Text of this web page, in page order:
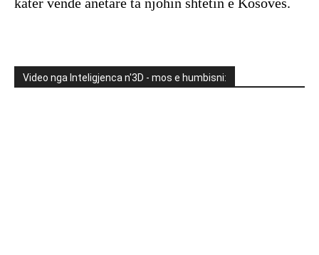
Video nga Inteligjenca n'3D - mos e humbisni: